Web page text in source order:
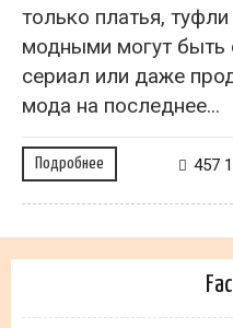
только платья,
модными могут быть
сериал или даже
мода на последнее...
Подробнее 457